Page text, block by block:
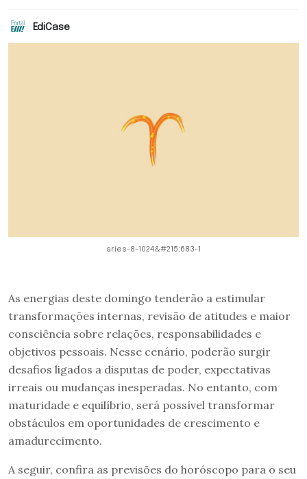
EdiCase
aries-8-1024&#215;683-1
As energias deste domingo tenderão a estimular
transformações internas, revisão de atitudes e maior
consciência sobre relações, responsabilidades e
objetivos pessoais. Nesse cenário, poderão surgir
desafios ligados a disputas de poder, expectativas
irreais ou mudanças inesperadas. No entanto, com
maturidade e equilíbrio, será possível transformar
obstáculos em oportunidades de crescimento e
amadurecimento.
A seguir, confira as previsões do horóscopo para o seu